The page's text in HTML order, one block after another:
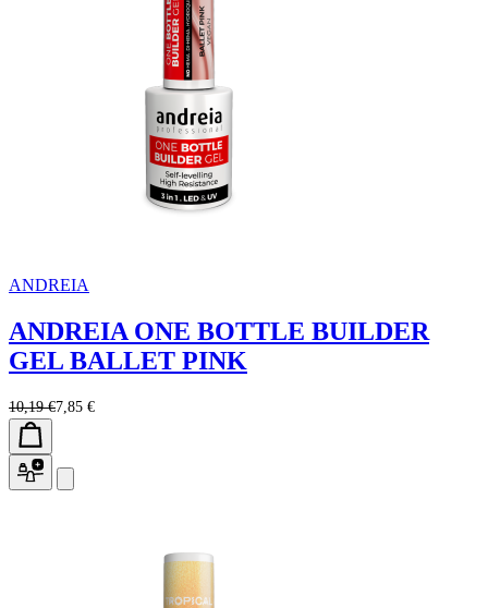
ANDREIA
ANDREIA ONE BOTTLE BUILDER
GEL BALLET PINK
10,19 €7,85 €